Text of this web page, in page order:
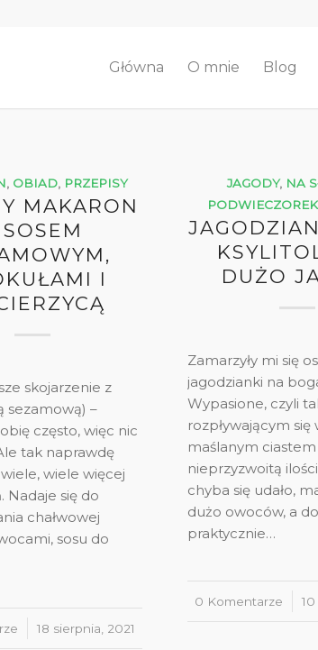
Główna O mnie Blog
, OBIAD, PRZEPISY
MAKARON
I
skojarzenie z
sezamową) –
często, więc nic
tak naprawdę
wiele więcej
Nadaje się do
chałwowej
sosu do
18 sierpnia, 2021
JAGODY, NA
PODWIECZOREK
DUŻO
Zamarzyły mi się
jagodzianki na
Wypasione, czyli
rozpływającym się
maślanym ciastem
nieprzyzwoitą
chyba się udało,
dużo owoców, a
praktycznie…
0 Komentarze
/